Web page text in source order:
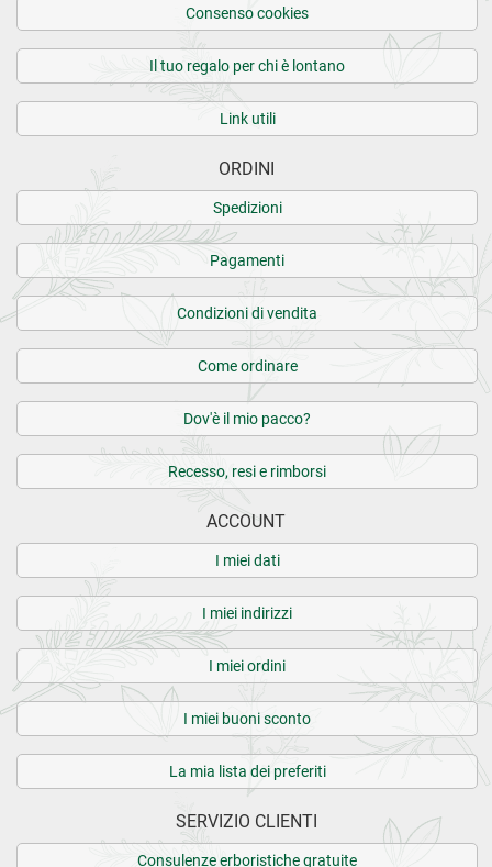
Consenso cookies
Il tuo regalo per chi è lontano
Link utili
ORDINI
Spedizioni
Pagamenti
Condizioni di vendita
Come ordinare
Dov'è il mio pacco?
Recesso, resi e rimborsi
ACCOUNT
I miei dati
I miei indirizzi
I miei ordini
I miei buoni sconto
La mia lista dei preferiti
SERVIZIO CLIENTI
Consulenze erboristiche gratuite